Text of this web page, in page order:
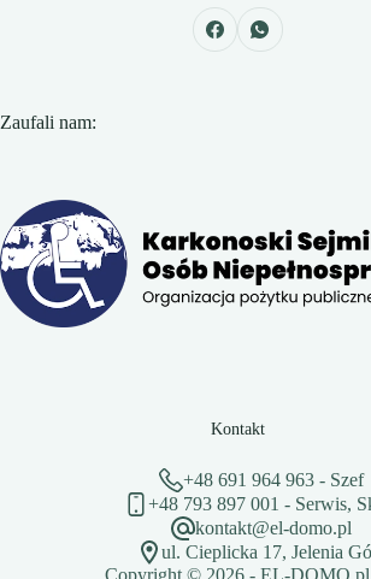
Zaufali nam:
Slide 3 of 6
Kontakt
+48 691 964 963 - Szef
+48 793 897 001 - Serwis,
kontakt@el-domo.pl
ul. Cieplicka 17, Jelenia
Copyright © 2026 - EL-DOMO.pl